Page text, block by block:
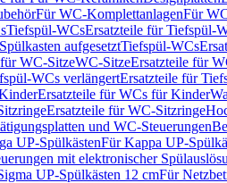
Für WC-KomplettanlagenFür
Tiefspül-WCsErsatzteile für Tiefspül-
aufgesetztTiefspül-WCs
WC-SitzeWC-SitzeErsatzteile für
WCs verlängertErsatzteile für
Ersatzteile für WCs für Kinder
Ersatzteile für WC-Sitzringe
und WC-Steuerungen
UP-SpülkästenFür Kappa UP-
mit elektronischer
UP-Spülkästen 12 cmFür